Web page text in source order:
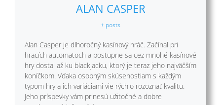
ALAN CASPER
+ posts
Alan Casper je dlhoročný kasínový hráč. Začínal pri
hracích automatoch a postupne sa cez mnohé kasínové
hry dostal až ku blackjacku, ktorý je teraz jeho najväčším
koníčkom. Vďaka osobným skúsenostiam s každým
typom hry a ich variáciami vie rýchlo rozoznať kvalitu.
Jeho príspevky vám prinesú užitočné a dobre